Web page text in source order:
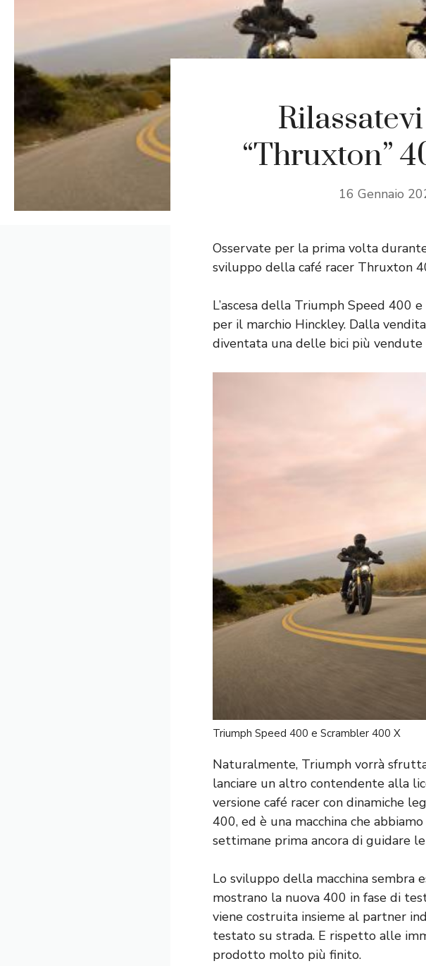
“Thruxton”
16 Gennaio
Osservate per la prima volta
sviluppo della café racer Thruxton
L’ascesa della Triumph Speed ​​400
per il marchio Hinckley. Dalla
diventata una delle bici più
Triumph Speed ​​400 e Scrambler 400 X
Naturalmente, Triumph vorrà
lanciare un altro contendente alla
versione café racer con dinamiche
400, ed è una macchina che
settimane prima ancora di guidare
Lo sviluppo della macchina sembra
mostrano la nuova 400 in fase di
viene costruita insieme al partner
testato su strada. E rispetto alle
prodotto molto più finito.